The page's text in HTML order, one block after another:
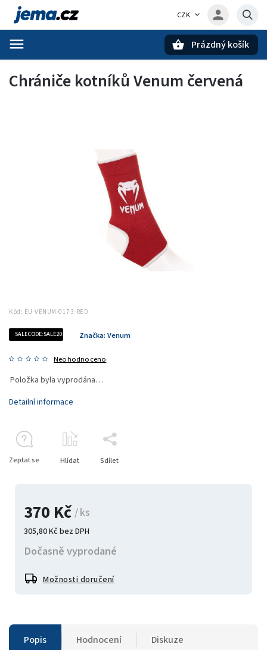
CZK
Prázdný košík
Chrániče kotníků Venum červená
Kód: EU-VENUM-0173-RED
SALECODE:SALE20:20:%
Neohodnoceno
Značka: Venum
370 Kč / ks
305,80 Kč bez DPH
Dočasně vyprodané
Možnosti doručení
Položka byla vyprodána…
Detailní informace
Zeptat se Hlídat Sdílet
Popis Hodnocení Diskuze